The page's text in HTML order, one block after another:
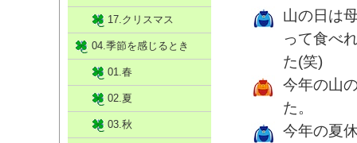
山の日は
って食べ
た(笑)
今年の山
た。
今年の夏
17.クリスマス
04.季節を感じるとき
01.春
02.夏
03.秋